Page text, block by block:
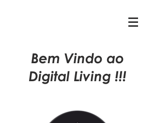
Bem Vindo ao
Digital Living !!!